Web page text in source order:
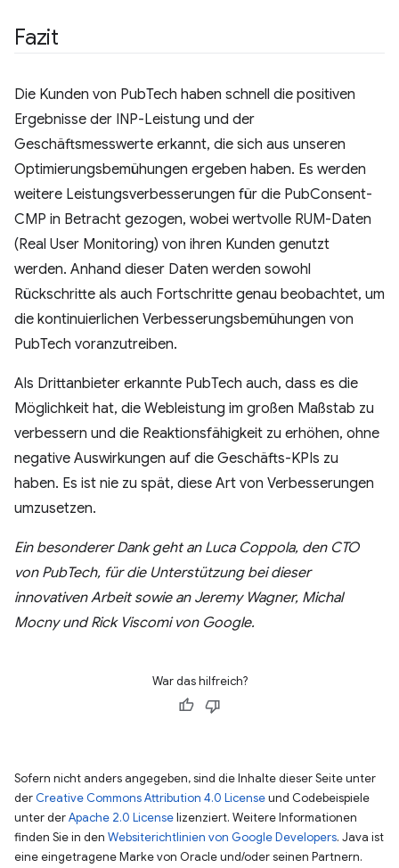
Fazit
Die Kunden von PubTech haben schnell die positiven
Ergebnisse der INP-Leistung und der
Geschäftsmesswerte erkannt, die sich aus unseren
Optimierungsbemühungen ergeben haben. Es werden
weitere Leistungsverbesserungen für die PubConsent-
CMP in Betracht gezogen, wobei wertvolle RUM-Daten
(Real User Monitoring) von ihren Kunden genutzt
werden. Anhand dieser Daten werden sowohl
Rückschritte als auch Fortschritte genau beobachtet, um
die kontinuierlichen Verbesserungsbemühungen von
PubTech voranzutreiben.
Als Drittanbieter erkannte PubTech auch, dass es die
Möglichkeit hat, die Webleistung im großen Maßstab zu
verbessern und die Reaktionsfähigkeit zu erhöhen, ohne
negative Auswirkungen auf die Geschäfts-KPIs zu
haben. Es ist nie zu spät, diese Art von Verbesserungen
umzusetzen.
Ein besonderer Dank geht an Luca Coppola, den CTO
von PubTech, für die Unterstützung bei dieser
innovativen Arbeit sowie an Jeremy Wagner, Michal
Mocny und Rick Viscomi von Google.
War das hilfreich?
Sofern nicht anders angegeben, sind die Inhalte dieser Seite unter
der Creative Commons Attribution 4.0 Licenseund Codebeispiele
unter derApache 2.0 Licenselizenziert. Weitere Informationen
finden Sie in den Websiterichtlinien von Google Developers. Java ist
eine eingetragene Marke von Oracle und/oder seinen Partnern.